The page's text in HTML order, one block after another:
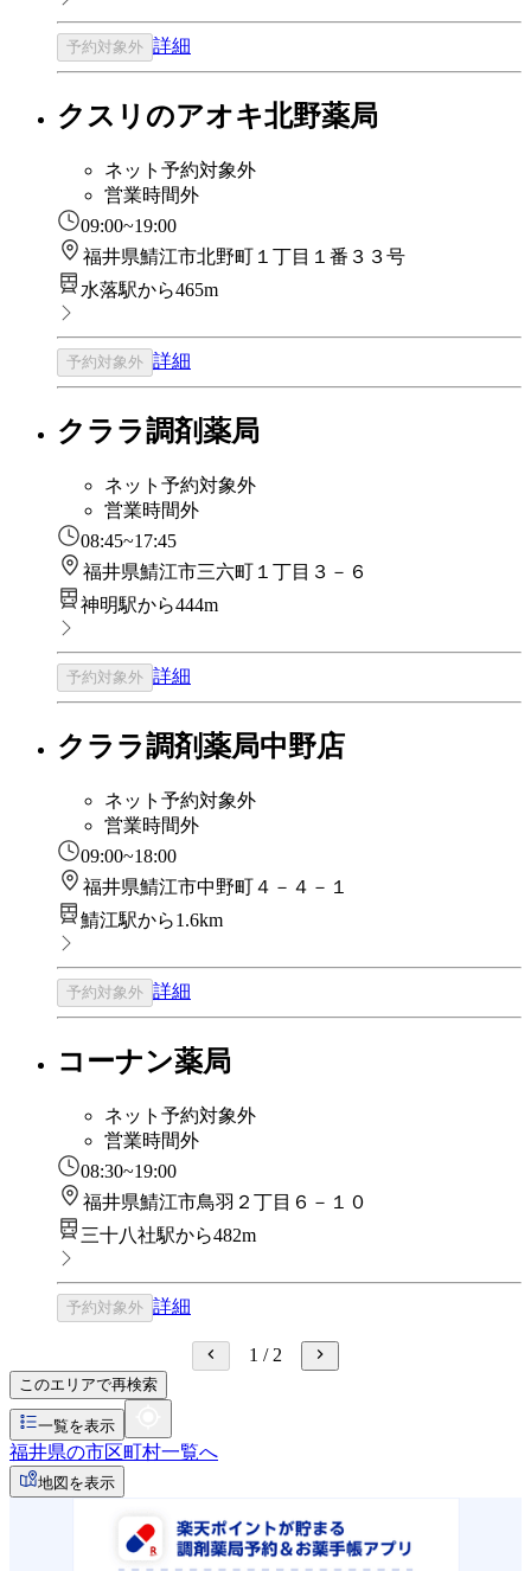
予約対象外 詳細
クスリのアオキ北野薬局
ネット予約対象外
営業時間外
09:00~19:00
福井県鯖江市北野町１丁目１番３３号
水落駅から465m
予約対象外 詳細
クララ調剤薬局
ネット予約対象外
営業時間外
08:45~17:45
福井県鯖江市三六町１丁目３－６
神明駅から444m
予約対象外 詳細
クララ調剤薬局中野店
ネット予約対象外
営業時間外
09:00~18:00
福井県鯖江市中野町４－４－１
鯖江駅から1.6km
予約対象外 詳細
コーナン薬局
ネット予約対象外
営業時間外
08:30~19:00
福井県鯖江市鳥羽２丁目６－１０
三十八社駅から482m
予約対象外 詳細
1 / 2
このエリアで再検索
一覧を表示
福井県の市区町村一覧へ
地図を表示